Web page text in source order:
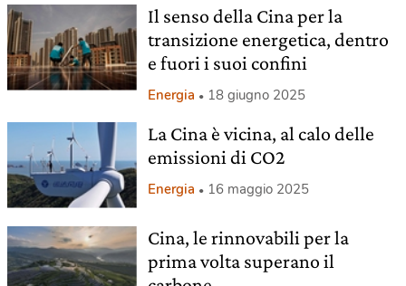
Il senso della Cina per la
transizione energetica, dentro
e fuori i suoi confini
Energia 18 giugno 2025
La Cina è vicina, al calo delle
emissioni di CO2
Energia 16 maggio 2025
Cina, le rinnovabili per la
prima volta superano il